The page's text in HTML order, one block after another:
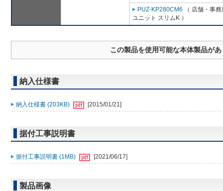
PUZ-KP280CM6 （ 店舗・事
ユニット スリムK ）
この製品を使用可能な本体製品が
納入仕様書
納入仕様書 (203KB) [2015/01/21]
据付工事説明書
据付工事説明書 (1MB) [2021/06/17]
製品画像